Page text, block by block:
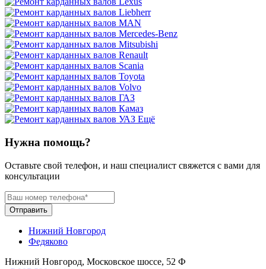
Ещё
Нужна помощь?
Оставьте свой телефон, и наш специалист свяжется с вами для
консультации
Отправить
Нижний Новгород
Федяково
Нижний Новгород, Московское шоссе, 52 Ф